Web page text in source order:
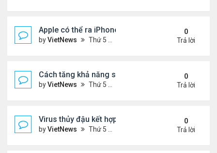
Apple có thể ra iPhone 14 ngày 7/9
byVietNews Thứ 5 Tháng 8 18, 2022 4:20 pm
0
Trả lời
Cách tăng khả năng sống sót khi máy bay gặp sự
byVietNews Thứ 5 Tháng 8 18, 2022 4:11 pm
0
Trả lời
Virus thủy đậu kết hợp virus mụn rộp thành bệnh
byVietNews Thứ 5 Tháng 8 18, 2022 3:28 pm
0
Trả lời